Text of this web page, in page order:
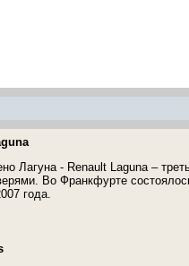
Лагуна - Renault Laguna –
Во Франкфурте
года.